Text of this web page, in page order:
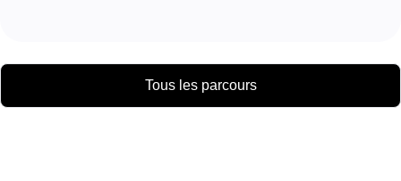
Tous les parcours